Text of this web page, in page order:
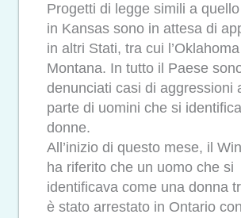
Progetti di legge simili a
in Kansas sono in attesa di
in altri Stati, tra cui l’Oklahoma
Montana. In tutto il Paese
denunciati casi di aggressioni
parte di uomini che si
donne.
All’inizio di questo mese, il
ha riferito che un uomo che si
identificava come una donna
è stato arrestato in Ontario